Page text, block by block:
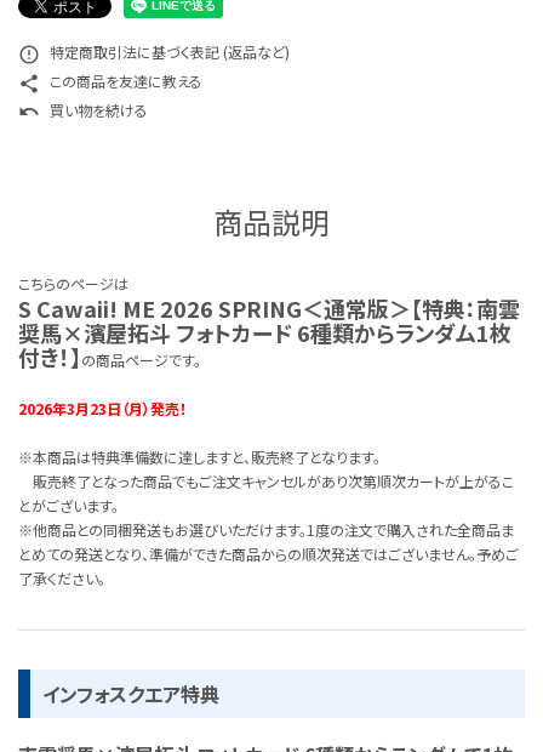
error_outline 特定商取引法に基づく表記 (返品など)
share この商品を友達に教える
undo 買い物を続ける
商品説明
こちらのページは
S Cawaii! ME 2026 SPRING＜通常版＞【特典：南雲
奨馬×濱屋拓斗 フォトカード 6種類からランダム1枚
付き！】 の商品ページです。
2026年3月23日（月）発売！
※本商品は特典準備数に達しますと、販売終了となります。
販売終了となった商品でもご注文キャンセルがあり次第順次カートが上がるこ
とがございます。
※他商品との同梱発送もお選びいただけます。1度の注文で購入された全商品ま
とめての発送となり、準備ができた商品からの順次発送ではございません。予めご
了承ください。
インフォスクエア特典